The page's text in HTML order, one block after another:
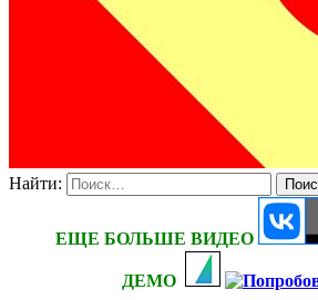
Найти:
ЕЩЕ БОЛЬШЕ ВИДЕО
ДЕМО